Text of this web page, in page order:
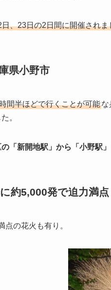
、23日の2日間に開催され
県小野市
間半ほどで行くことが可能な
。
の「新開地駅」から「小野駅
約5,000発で迫力満点
点の花火も有り。